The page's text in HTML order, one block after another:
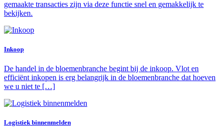
gemaakte transacties zijn via deze functie snel en gemakkelijk te
bekijken.
Inkoop
De handel in de bloemenbranche begint bij de inkoop. Vlot en
efficiënt inkopen is erg belangrijk in de bloemenbranche dat hoeven
we u niet te […]
Logistiek binnenmelden